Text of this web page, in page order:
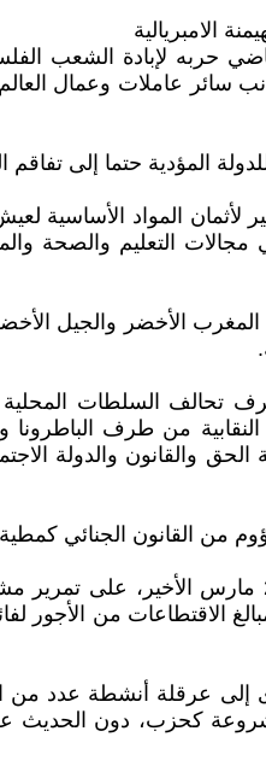
الامبريالية
الصهيوني الاستعماري والفاشستي منذ 7
المؤدية حتما إلى
لأثمان المواد
مجالات التعليم
الأخضر والجيل
تحالف السلطات
من طرف
والدولة
• إصرار الدولة، من خلال ما يسمى بالحوار
المعاشات ورفع مبالغ
عرقلة أنشطة عدد من
كحزب، دون